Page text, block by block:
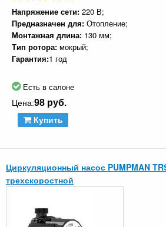
Напряжение сети: 220 В;
Предназначен для: Отопление;
Монтажная длина: 130 мм;
Тип ротора: мокрый;
Гарантия:1 год
Есть в салоне
Цена:98 руб.
Купить
Циркуляционный насос PUMPMAN
трехскоростной